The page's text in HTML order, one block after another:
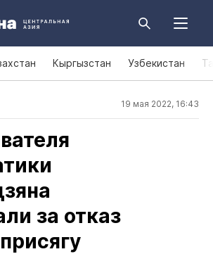
Кыргызстан Узбекистан
19 мая 2022, 16:43
за отказ